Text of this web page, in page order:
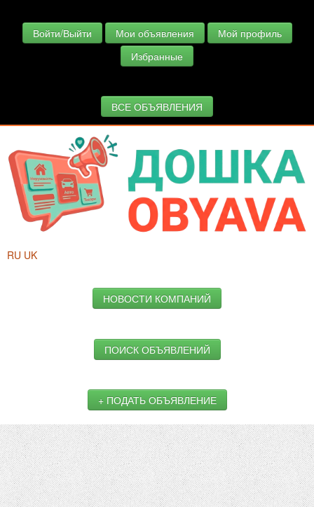
Войти/Выйти Мои объявления
Мой профиль
Избранные
ВСЕ ОБЪЯВЛЕНИЯ
RU UK
НОВОСТИ КОМПАНИЙ
ПОИСК ОБЪЯВЛЕНИЙ
+ ПОДАТЬ ОБЪЯВЛЕНИЕ